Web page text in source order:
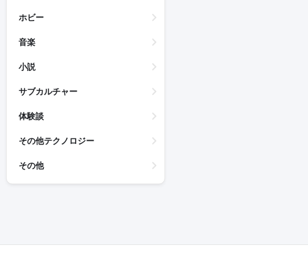
ホビー
音楽
小説
サブカルチャー
体験談
その他テクノロジー
その他